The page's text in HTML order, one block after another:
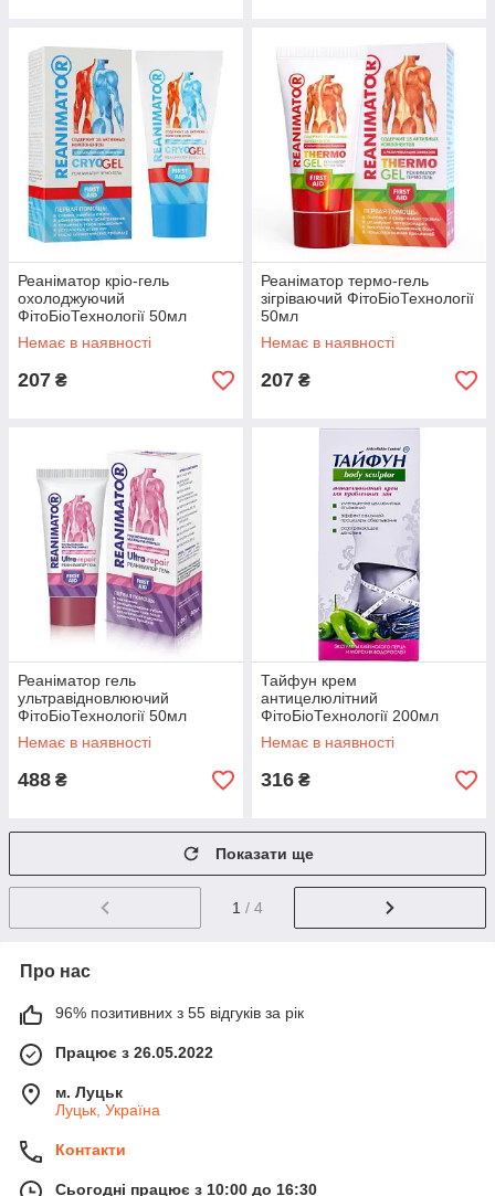
Реанiматор крiо-гель
охолоджуючий
ФітоБіоТехнології 50мл
Немає в наявності
207 ₴
Реанiматор термо-гель
зігріваючий ФітоБіоТехнології
50мл
Немає в наявності
207 ₴
Реаніматор гель
ультравідновлюючий
ФітоБіоТехнології 50мл
Немає в наявності
488 ₴
Тайфун крем
антицелюлiтний
ФітоБіоТехнології 200мл
Немає в наявності
316 ₴
Показати ще
1 / 4
Про нас
96% позитивних з 55 відгуків за рік
Працює з 26.05.2022
м. Луцьк
Луцьк, Україна
Контакти
Сьогодні працює з 10:00 до 16:30